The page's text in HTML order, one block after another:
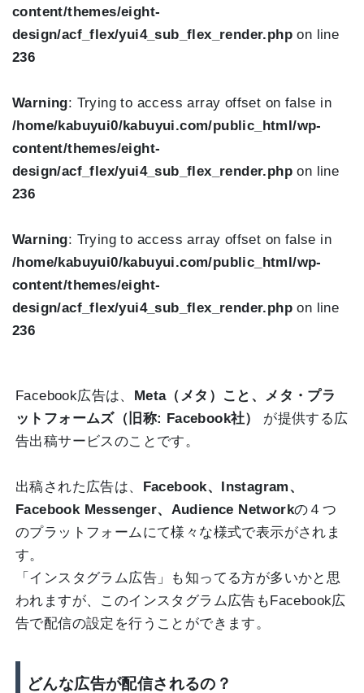
content/themes/eight-
design/acf_flex/yui4_sub_flex_render.php on line
236
Warning: Trying to access array offset on false in
/home/kabuyui0/kabuyui.com/public_html/wp-
content/themes/eight-
design/acf_flex/yui4_sub_flex_render.php on line
236
Warning: Trying to access array offset on false in
/home/kabuyui0/kabuyui.com/public_html/wp-
content/themes/eight-
design/acf_flex/yui4_sub_flex_render.php on line
236
Facebook広告は、 Meta（メタ）こと、メタ・プラ
ットフォームズ（旧称: Facebook社）
が提供する広
告出稿サービスのことです。
出稿された広告は、 Facebook、Instagram、
Facebook Messenger、Audience Networkの４つ
のプラットフォームにて様々な様式で表示がされま
す。
「インスタグラム広告」も知ってる方が多いかと思
われますが、このインスタグラム広告もFacebook広
告で配信の設定を行うことができます。
どんな広告が配信されるの？